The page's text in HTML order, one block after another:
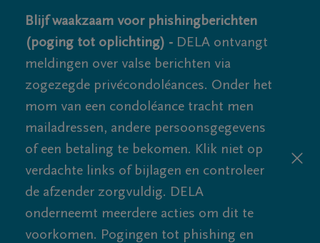
Blijf waakzaam voor phishingberichten
(poging tot oplichting) - DELA ontvangt
meldingen over valse berichten via
zogezegde privécondoléances. Onder het
mom van een condoléance tracht men
mailadressen, andere persoonsgegevens
of een betaling te bekomen. Klik niet op
verdachte links of bijlagen en controleer
de afzender zorgvuldig. DELA
onderneemt meerdere acties om dit te
voorkomen. Pogingen tot phishing en